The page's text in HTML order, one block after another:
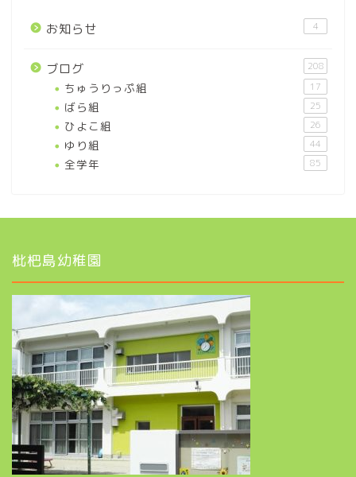
お知らせ 4
ブログ 208
ちゅうりっぷ組 17
ばら組 25
ひよこ組 26
ゆり組 44
全学年 85
枇杷島幼稚園